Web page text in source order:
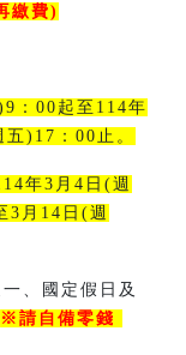
繳費)
：00起至114年
)17：00止。
年3月4日(週
3月14日(週
、國定假日及
※請自備零錢